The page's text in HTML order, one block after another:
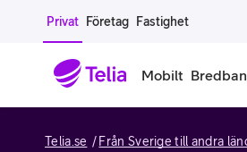
Gå till sidans innehåll
Privat Företag Fastighet
Mobilt
Mobiltelefoner
Telia.se Från Sverige till andra